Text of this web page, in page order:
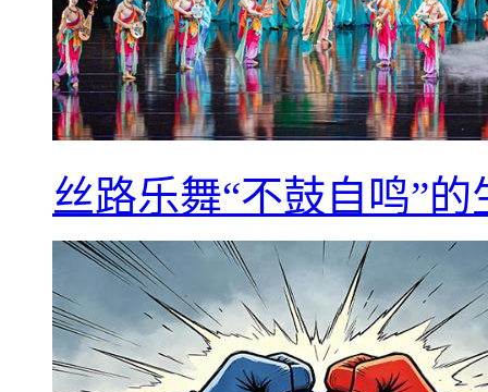
丝路乐舞“不鼓自鸣”